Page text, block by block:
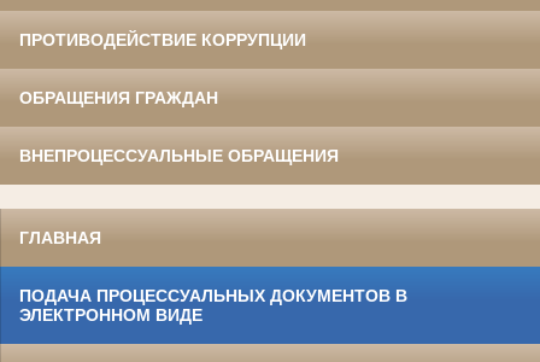
ПРОТИВОДЕЙСТВИЕ КОРРУПЦИИ
ОБРАЩЕНИЯ ГРАЖДАН
ВНЕПРОЦЕССУАЛЬНЫЕ ОБРАЩЕНИЯ
ГЛАВНАЯ
ПОДАЧА ПРОЦЕССУАЛЬНЫХ ДОКУМЕНТОВ В
ЭЛЕКТРОННОМ ВИДЕ